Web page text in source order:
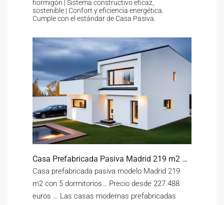
hormigón | Sistema constructivo eficaz,
sostenible | Confort y eficiencia energética.
Cumple con el estándar de Casa Pasiva.
Casa Prefabricada Pasiva Madrid 219 m2 Precio 227.488 euros
Casa prefabricada pasiva modelo Madrid 219
m2 con 5 dormitorios… Precio desde 227.488
euros … Las casas modernas prefabricadas